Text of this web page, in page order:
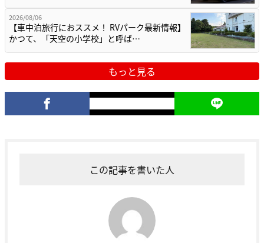
2026/08/06
【車中泊旅行におススメ！ RVパーク最新情報】
かつて、「天空の小学校」と呼ば…
もっと見る
この記事を書いた人